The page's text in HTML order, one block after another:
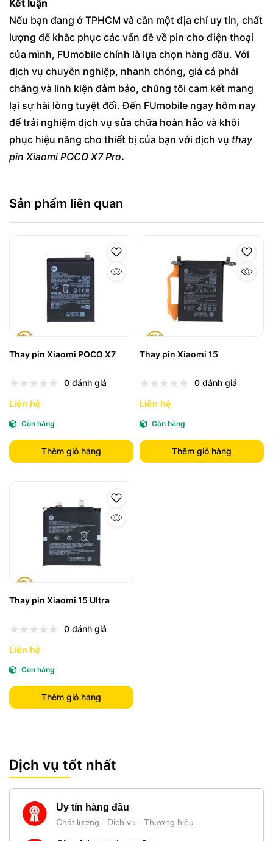
Kết luận
Nếu bạn đang ở TPHCM và cần một địa chỉ uy tín, chất
lượng để khắc phục các vấn đề về pin cho điện thoại
của mình, FUmobile chính là lựa chọn hàng đầu. Với
dịch vụ chuyên nghiệp, nhanh chóng, giá cả phải
chăng và linh kiện đảm bảo, chúng tôi cam kết mang
lại sự hài lòng tuyệt đối. Đến FUmobile ngay hôm nay
để trải nghiệm dịch vụ sửa chữa hoàn hảo và khôi
phục hiệu năng cho thiết bị của bạn với dịch vụ thay
pin Xiaomi POCO X7 Pro.
Sản phẩm liên quan
Thay pin Xiaomi POCO X7
0 đánh giá
Liên hệ
Còn hàng
Thêm giỏ hàng
Thay pin Xiaomi 15
0 đánh giá
Liên hệ
Còn hàng
Thêm giỏ hàng
Thay pin Xiaomi 15 Ultra
0 đánh giá
Liên hệ
Còn hàng
Thêm giỏ hàng
Dịch vụ tốt nhất
Uy tín hàng đầu
Chất lượng - Dịch vụ - Thương hiệu